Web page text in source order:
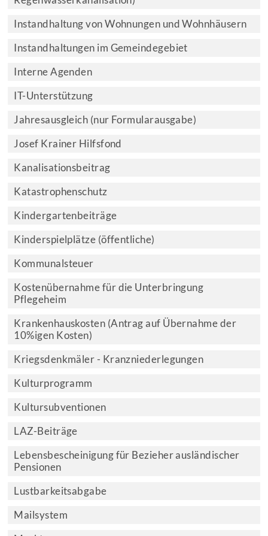
Instandhaltung von Wohnungen und Wohnhäusern
Instandhaltungen im Gemeindegebiet
Interne Agenden
IT-Unterstützung
Jahresausgleich (nur Formularausgabe)
Josef Krainer Hilfsfond
Kanalisationsbeitrag
Katastrophenschutz
Kindergartenbeiträge
Kinderspielplätze (öffentliche)
Kommunalsteuer
Kostenübernahme für die Unterbringung
Pflegeheim
Krankenhauskosten (Antrag auf Übernahme der
10%igen Kosten)
Kriegsdenkmäler - Kranzniederlegungen
Kulturprogramm
Kultursubventionen
LAZ-Beiträge
Lebensbescheinigung für Bezieher ausländischer
Pensionen
Lustbarkeitsabgabe
Mailsystem